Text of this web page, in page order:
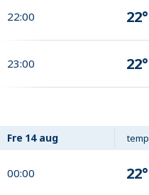
22:00 22°
23:00 22°
Fre 14 aug temp
00:00 22°